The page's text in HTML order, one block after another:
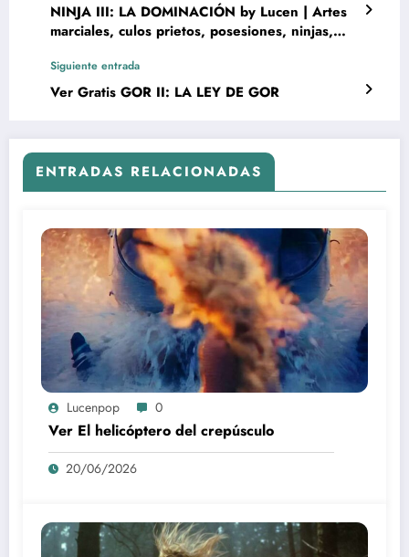
NINJA III: LA DOMINACIÓN by Lucen | Artes
marciales, culos prietos, posesiones, ninjas,
Siguiente entrada
Ver Gratis GOR II: LA LEY DE GOR
ENTRADAS RELACIONADAS
Lucenpop 0
Ver El helicóptero del crepúsculo
20/06/2026